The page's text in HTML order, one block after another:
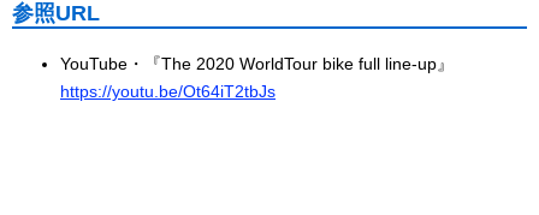
参照URL
YouTube・『The 2020 WorldTour bike full line-up』
https://youtu.be/Ot64iT2tbJs